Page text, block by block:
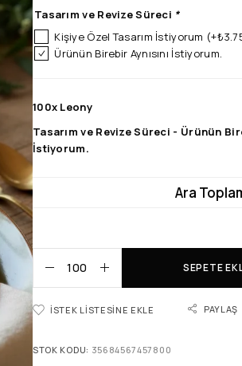
Tasarım ve Revize Süreci *
Kişiye Özel Tasarım İstiyorum (+₺
Ürünün Birebir Aynısını İstiyorum.
100x Leony
Tasarım ve Revize Süreci - Ürünün
İstiyorum.
Ara
SEPETE
İSTEK LISTESINE EKLE PAYLAŞ
STOK KODU: 35684567457800